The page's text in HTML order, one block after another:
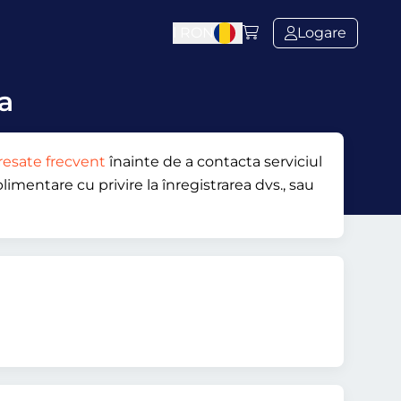
Logare
frecvent înainte de a contacta serviciul
cu privire la înregistrarea dvs., sau